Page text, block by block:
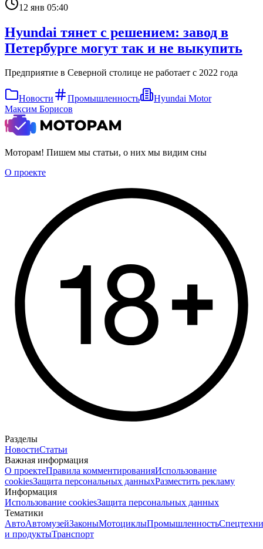
12 янв 05:40
Hyundai тянет с решением: завод в
Петербурге могут так и не выкупить
Предприятие в Северной столице не работает с 2022 года
Новости Промышленность
Hyundai Motor
Максим Борисов
Моторам! Пишем мы статьи, о них мы видим сны
О проекте
Разделы
НовостиСтатьи
Важная информация
О проектеПравила комментированияИспользование
cookiesЗащита персональных данныхРазместить рекламу
Информация
Использование cookiesЗащита персональных данных
Тематики
АвтоАвтомузейЗаконыМотоциклыПромышленность
и продуктыТранспорт